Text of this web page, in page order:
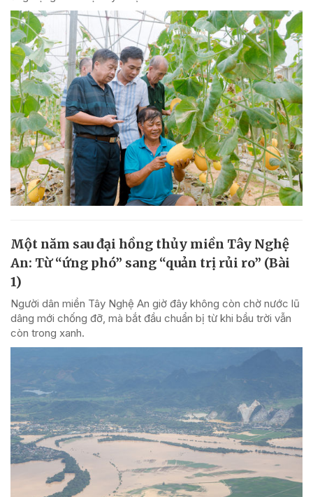
Một năm sau đại hồng thủy miền Tây Nghệ
An: Từ “ứng phó” sang “quản trị rủi ro” (Bài
1)
Người dân miền Tây Nghệ An giờ đây không còn chờ nước lũ
dâng mới chống đỡ, mà bắt đầu chuẩn bị từ khi bầu trời vẫn
còn trong xanh.